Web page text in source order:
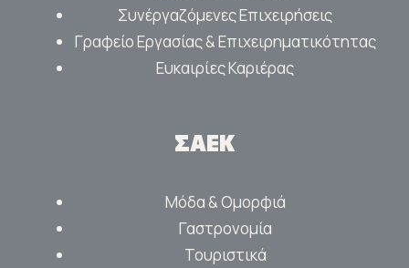
Συνέργαζόμενες Επιχειρήσεις
Γραφείο Εργασίας & Επιχειρηματικότητας
Ευκαιρίες Καριέρας
ΣΑΕΚ
Μόδα & Ομορφιά
Γαστρονομία
Τουριστικά